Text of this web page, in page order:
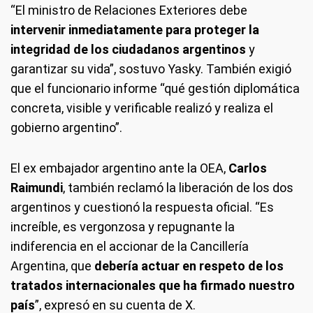
“El ministro de Relaciones Exteriores debe
intervenir inmediatamente para proteger la
integridad de los ciudadanos argentinos y
garantizar su vida”, sostuvo Yasky. También exigió
que el funcionario informe “qué gestión diplomática
concreta, visible y verificable realizó y realiza el
gobierno argentino”.
El ex embajador argentino ante la OEA, Carlos
Raimundi, también reclamó la liberación de los dos
argentinos y cuestionó la respuesta oficial. “Es
increíble, es vergonzosa y repugnante la
indiferencia en el accionar de la Cancillería
Argentina, que debería actuar en respeto de los
tratados internacionales que ha firmado nuestro
país”, expresó en su cuenta de X.